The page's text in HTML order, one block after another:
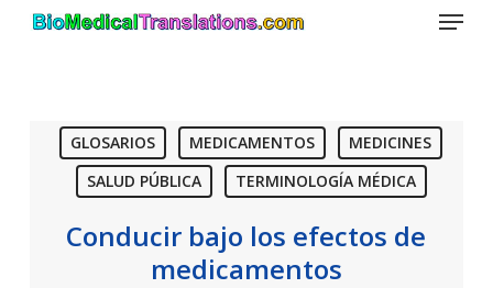
Menu
GLOSARIOS MEDICAMENTOS
MEDICINES
SALUD PÚBLICA
TERMINOLOGÍA MÉDICA
Conducir bajo los efectos de
medicamentos